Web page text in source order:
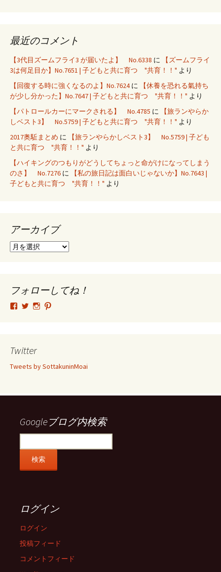
最近のコメント
【3代目ズームフライ3 が届いたよ】 No.6338 に
【ズームフライ
3は何足目か】No.7651 | 子どもと共に育つ "共育！！" より
【回復する時に強くなるのよ】No.7624に
【休養を恐れる氣持ち
が少し分かった】No.7647 | 子どもと共に育つ "共育！！" より
【パトロールカーにマークされる】 No.4785 に
【旅ランやらか
しベスト3】 No.5759 | 子どもと共に育つ "共育！！" より
2017奥駈まとめ に
【旅ランやらかしベスト3】 No.5759 | 子ども
と共に育つ "共育！！" より
【ハイキングのつもりがどうしてちょっと命がけになってしまう
のさ】 No.7276 に
【私の旅日記は面白いじゃないか】No.7643 |
子どもと共に育つ "共育！！" より
アーカイブ
ア
ブ
フォローしてね！
tsutomu.hattori.33
フ
ー
SottakuninMoai
フ
ー
tsutomu.hattori.33
ー ー
示
Twitter
Tweets by SottakuninMoai
Googleブログ内検索
ログイン
ログイン
投稿フィード
コメントフィード